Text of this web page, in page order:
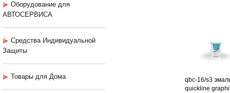
Оборудование для
АВТОСЕРВИСА
Средства Индивидуальной
Защиты
Товары для Дома
qbc-16/s3
quickline